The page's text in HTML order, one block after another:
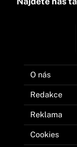
O nás
Redakce
Reklama
Cookies